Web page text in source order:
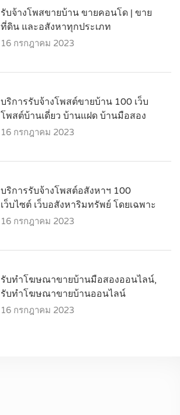
รับจ้างโพสขายบ้าน ขายคอนโด | ขาย
ที่ดิน และอสังหาทุกประเภท‎
16 กรกฎาคม 2023
บริการรับจ้างโพสต์ขายบ้าน 100 เว็บ
โพสต์บ้านเดี่ยว บ้านแฝด บ้านมือสอง
16 กรกฎาคม 2023
บริการรับจ้างโพสต์อสังหาฯ 100
เว็บไซต์ เว็บอสังหาริมทรัพย์ โดยเฉพาะ
16 กรกฎาคม 2023
รับทำโฆษณาขายบ้านมือสองออนไลน์,
รับทำโฆษณาขายบ้านออนไลน์
16 กรกฎาคม 2023